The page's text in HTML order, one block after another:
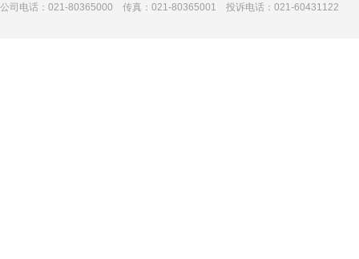
公司电话：021-80365000 传真：021-80365001 投诉电话：021-60431122